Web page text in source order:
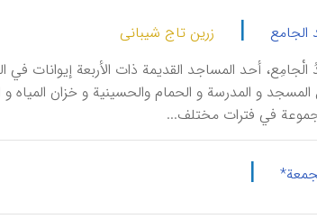
الجامع |
زرین تاج شیبانی
الْجامِع، أحد المساجد القدیمة ذات الأربعة
المسجد و المدرسة و الحمام والحسینیة و خزان
في فترات مختلف...
|